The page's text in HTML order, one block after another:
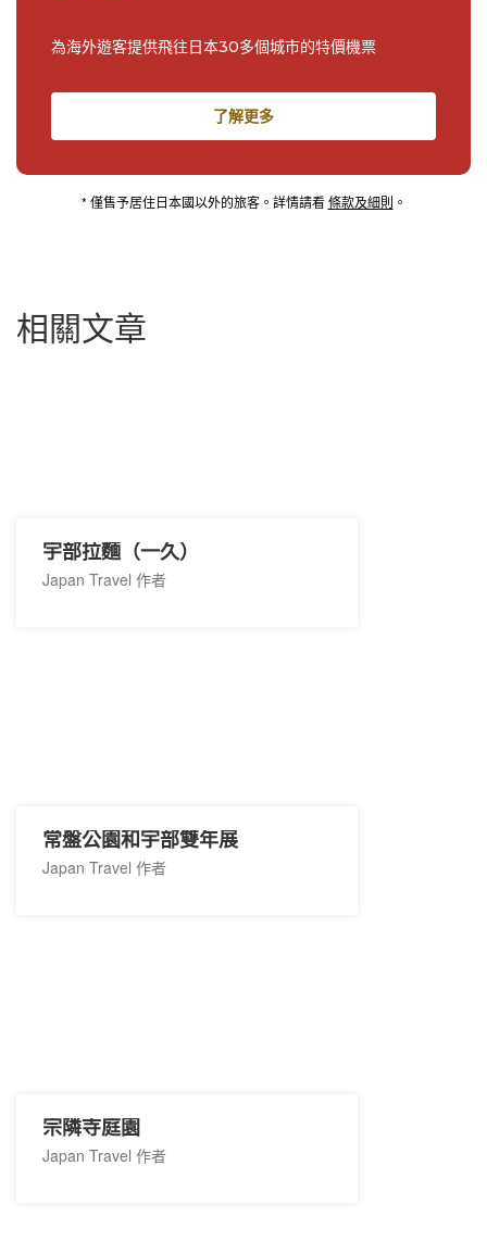
相關文章
宇部拉麵（一久）
Japan Travel 作者
常盤公園和宇部雙年展
Japan Travel 作者
宗隣寺庭園
Japan Travel 作者
為海外遊客提供飛往日本30多個城市的特價機票
了解更多
* 僅售予居住日本國以外的旅客。詳情請看條款及細則 。